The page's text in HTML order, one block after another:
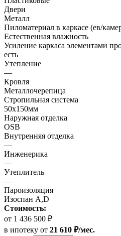
Двери
Металл
Пиломатериал в каркасе (ев/
Естественная влажность
Усиление каркаса элементами
есть
Утепление
—
Кровля
Металлочерепица
Стропильная система
50х150мм
Наружная отделка
OSB
Внутренняя отделка
—
Инженерика
—
Утеплитель
—
Пароизоляция
Изоспан A,D
Стоимость:
от 1 436 500 ₽
в ипотеку от 21 610 ₽/мес.